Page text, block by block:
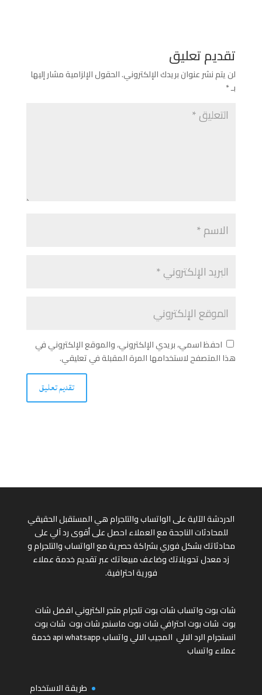
تقديم تعليق
لن يتم نشر عنوان بريدك الإلكتروني.الحقول الإلزامية مشار إليها
بـ*
احفظ اسمي، بريدي الإلكتروني، والموقع الإلكتروني في
هذا المتصفح لاستخدامها المرة المقبلة في تعليقي.
الدردشة الآلية على الواتساب والتلجرام هي المستقبل الحقيقي
للمحادثات الناجحة مع العملاء احصل على أقوى رد آلي على
محادثاتك بشكل فوري بشراكة حصرية مع الواتساب والتلجرام و
زد معدل تحويلاتك وضاعف مبيعاتك عبر تقديم خدمة عملاء
فورية احترافية.
شات بوت واتسابشات بوت تلجراممتجر الكترونيافضل شات
بوت شات بوت احترافيشات بوت ماسنجرشات بوت شات بوت
انستجرامالرد الالي المجيب الالي واتسابapi whatsappخدمة
عملاء واتساب
طريقة الاستخدام